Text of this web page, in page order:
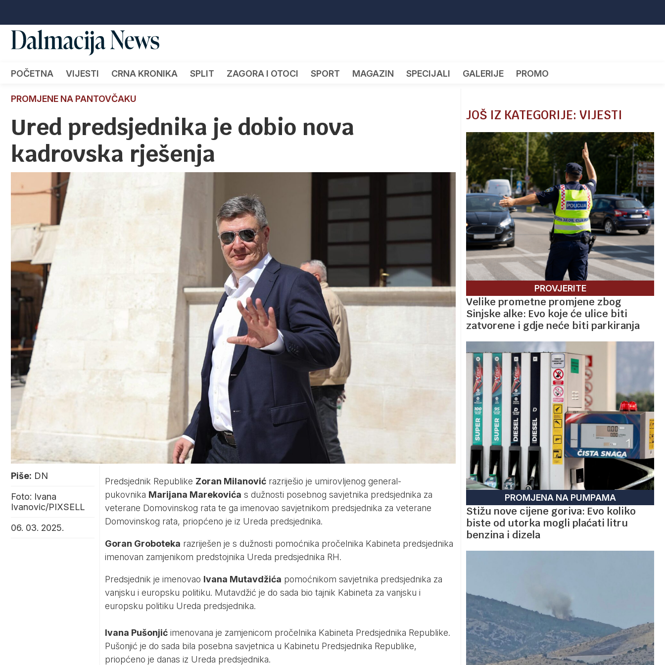
POČETNA VIJESTI CRNA KRONIKA SPLIT ZAGORA I OTOCI SPORT MAGAZIN SPECIJALI GALERIJE PROMO
PROMJENE NA PANTOVČAKU
Ured predsjednika je dobio nova
kadrovska rješenja
Piše: DN
Foto: Ivana
Ivanovic/PIXSELL
06. 03. 2025.
Predsjednik Republike Zoran Milanovićrazriješio je umirovljenog general-
pukovnika Marijana Marekovića s dužnosti posebnog savjetnika predsjednika za
veterane Domovinskog rata te ga imenovao savjetnikom predsjednika za veterane
Domovinskog rata, priopćeno je iz Ureda predsjednika.
Goran Groboteka razriješen je s dužnosti pomoćnika pročelnika Kabineta predsjednika
imenovan zamjenikom predstojnika Ureda predsjednika RH.
Predsjednik je imenovao Ivana Mutavdžića pomoćnikom savjetnika predsjednika za
vanjsku i europsku politiku. Mutavdžić je do sada bio tajnik Kabineta za vanjsku i
europsku politiku Ureda predsjednika.
Ivana Pušonjićimenovana je zamjenicom pročelnika Kabineta Predsjednika Republike.
Pušonjić je do sada bila posebna savjetnica u Kabinetu Predsjednika Republike,
priopćeno je danas iz Ureda predsjednika.
JOŠ IZ KATEGORIJE: VIJESTI
PROVJERITE
Velike prometne promjene zbog
Sinjske alke: Evo koje će ulice biti
zatvorene i gdje neće biti parkiranja
PROMJENA NA PUMPAMA
Stižu nove cijene goriva: Evo koliko
biste od utorka mogli plaćati litru
benzina i dizela